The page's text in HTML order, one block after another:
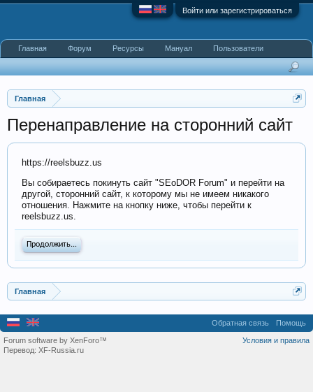
Войти или зарегистрироваться
Главная
Перенаправление на сторонний сайт
https://reelsbuzz.us
Вы собираетесь покинуть сайт "SEoDOR Forum" и перейти на
другой, сторонний сайт, к которому мы не имеем никакого
отношения. Нажмите на кнопку ниже, чтобы перейти к
reelsbuzz.us.
Продолжить...
Главная
Главная Форум Ресурсы Мануал Пользователи
Обратная связь Помощь
Условия и правила
Forum software by XenForo™
Перевод: XF-Russia.ru